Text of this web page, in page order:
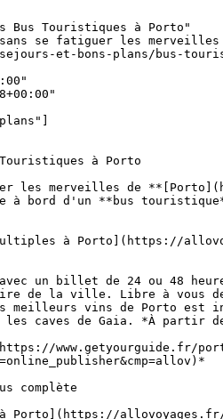
Bus Touristiques à Porto"
se fatiguer les
et-bons-plans/bus-
à Porto
les merveilles de
bord d'un **bus
un billet de 24 ou 48
de la ville. Libre à vous
meilleurs vins de Porto est
les caves de Gaia. *À partir
complète